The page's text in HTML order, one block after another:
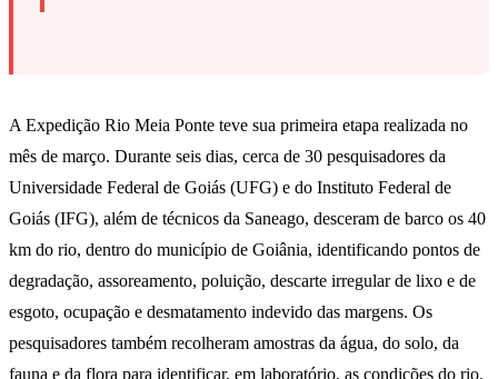
A Expedição Rio Meia Ponte teve sua primeira etapa realizada no
mês de março. Durante seis dias, cerca de 30 pesquisadores da
Universidade Federal de Goiás (UFG) e do Instituto Federal de
Goiás (IFG), além de técnicos da Saneago, desceram de barco os 40
km do rio, dentro do município de Goiânia, identificando pontos de
degradação, assoreamento, poluição, descarte irregular de lixo e de
esgoto, ocupação e desmatamento indevido das margens. Os
pesquisadores também recolheram amostras da água, do solo, da
fauna e da flora para identificar, em laboratório, as condições do rio.